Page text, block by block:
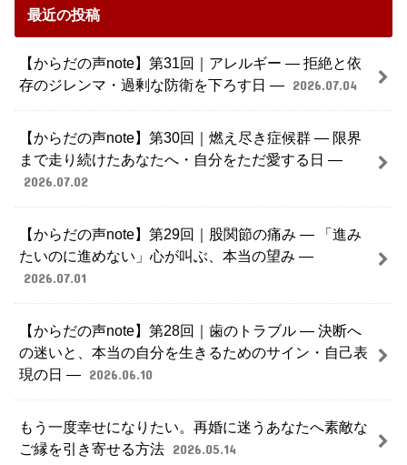
最近の投稿
【からだの声note】第31回｜アレルギー ― 拒絶と依
存のジレンマ・過剰な防衛を下ろす日 ― 2026.07.04
【からだの声note】第30回｜燃え尽き症候群 ― 限界
まで走り続けたあなたへ・自分をただ愛する日 ―
2026.07.02
【からだの声note】第29回｜股関節の痛み ― 「進み
たいのに進めない」心が叫ぶ、本当の望み ―
2026.07.01
【からだの声note】第28回｜歯のトラブル ― 決断へ
の迷いと、本当の自分を生きるためのサイン・自己表
現の日 ― 2026.06.10
もう一度幸せになりたい。再婚に迷うあなたへ素敵な
ご縁を引き寄せる方法 2026.05.14